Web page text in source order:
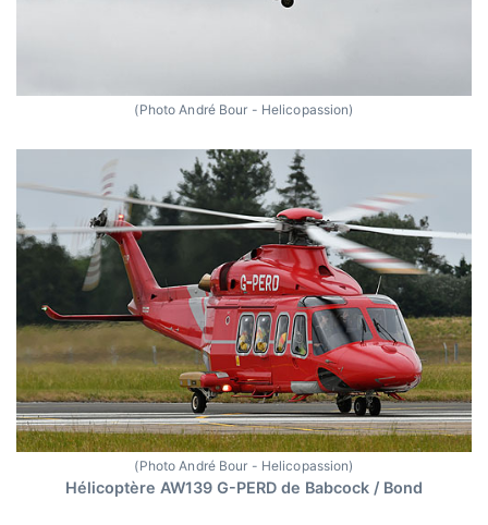
(Photo André Bour - Helicopassion)
(Photo André Bour - Helicopassion)
Hélicoptère AW139 G-PERD de Babcock / Bond